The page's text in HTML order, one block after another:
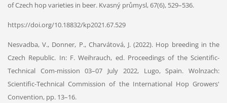
of Czech hop varieties in beer. Kvasný průmysl, 67(6), 529–536.
https://doi.org/10.18832/kp2021.67.529
Nesvadba, V., Donner, P., Charvátová, J. (2022). Hop breeding in the
Czech Republic. In: F. Weihrauch, ed. Proceedings of the Scientific-
Technical Com-mission 03–07 July 2022, Lugo, Spain. Wolnzach:
Scientific-Technical Commission of the International Hop Growers'
Convention, pp. 13–16.